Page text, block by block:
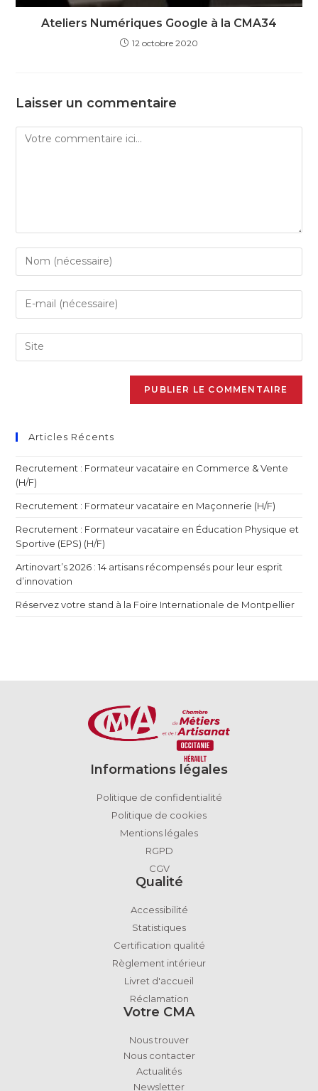
Ateliers Numériques Google à la CMA34
12 octobre 2020
Laisser un commentaire
Articles Récents
Recrutement : Formateur vacataire en Commerce & Vente
(H/F)
Recrutement : Formateur vacataire en Maçonnerie (H/F)
Recrutement : Formateur vacataire en Éducation Physique et
Sportive (EPS) (H/F)
Artinovart’s 2026 : 14 artisans récompensés pour leur esprit
d’innovation
Réservez votre stand à la Foire Internationale de Montpellier
Informations légales
Politique de confidentialité
Politique de cookies
Mentions légales
RGPD
CGV
Qualité
Accessibilité
Statistiques
Certification qualité
Règlement intérieur
Livret d'accueil
Réclamation
Votre CMA
Nous trouver
Nous contacter
Actualités
Newsletter